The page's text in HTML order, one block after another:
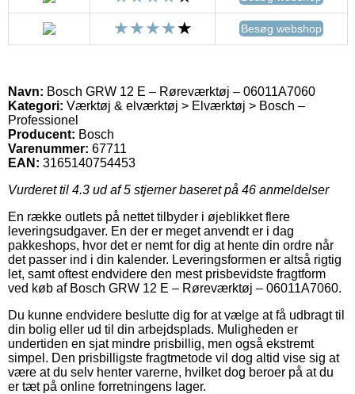
Besøg webshop
Navn: Bosch GRW 12 E – Røreværktøj – 06011A7060
Kategori: Værktøj & elværktøj > Elværktøj > Bosch –
Professionel
Producent: Bosch
Varenummer: 67711
EAN: 3165140754453
Vurderet til 4.3 ud af 5 stjerner baseret på 46 anmeldelser
En række outlets på nettet tilbyder i øjeblikket flere
leveringsudgaver. En der er meget anvendt er i dag
pakkeshops, hvor det er nemt for dig at hente din ordre når
det passer ind i din kalender. Leveringsformen er altså rigtig
let, samt oftest endvidere den mest prisbevidste fragtform
ved køb af Bosch GRW 12 E – Røreværktøj – 06011A7060.
Du kunne endvidere beslutte dig for at vælge at få udbragt til
din bolig eller ud til din arbejdsplads. Muligheden er
undertiden en sjat mindre prisbillig, men også ekstremt
simpel. Den prisbilligste fragtmetode vil dog altid vise sig at
være at du selv henter varerne, hvilket dog beroer på at du
er tæt på online forretningens lager.